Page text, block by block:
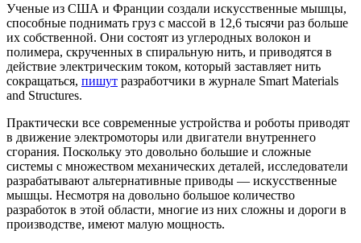
Ученые из США и Франции создали искусственные мышцы,
способные поднимать груз с массой в 12,6 тысячи раз больше
их собственной. Они состоят из углеродных волокон и
полимера, скрученных в спиральную нить, и приводятся в
действие электрическим током, который заставляет нить
сокращаться, пишут разработчики в журнале Smart Materials
and Structures.
Практически все современные устройства и роботы приводят
в движение электромоторы или двигатели внутреннего
сгорания. Поскольку это довольно большие и сложные
системы с множеством механических деталей, исследователи
разрабатывают альтернативные приводы — искусственные
мышцы. Несмотря на довольно большое количество
разработок в этой области, многие из них сложны и дороги в
производстве, имеют малую мощность.